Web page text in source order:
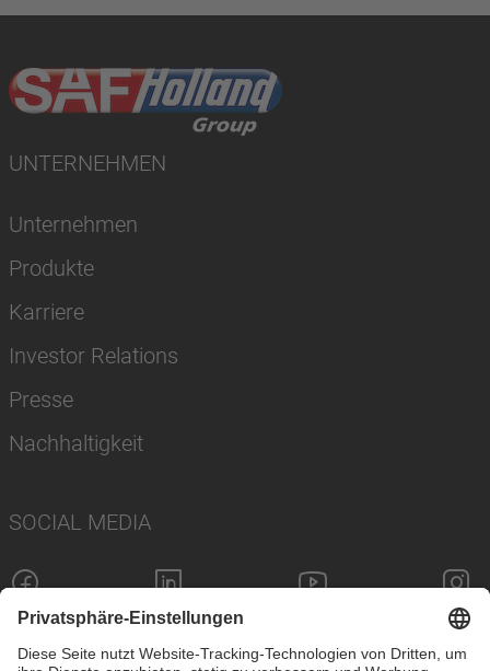
UNTERNEHMEN
Unternehmen
Produkte
Karriere
Investor Relations
Presse
Nachhaltigkeit
SOCIAL MEDIA